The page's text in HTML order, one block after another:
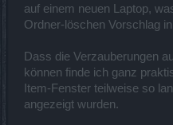
auf einem neuen Laptop,
Ordner-löschen Vorschlag
Dass die Verzauberungen
können finde ich ganz
Item-Fenster teilweise so
angezeigt wurden.